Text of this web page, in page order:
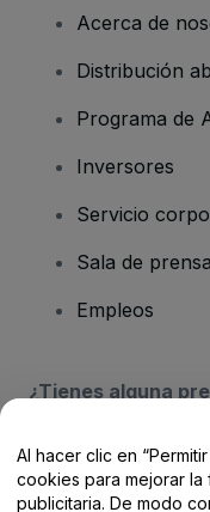
Acerca de
Distribución
Programa de
Inversores
Servicio
Sala de prensa
Empleos
¿Tienes alguna
Centro de
Al hacer clic en
cookies para mejorar la
publicitaria. De modo